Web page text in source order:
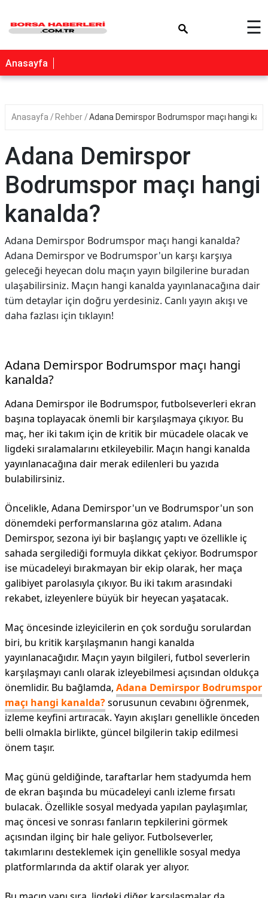
☰
Anasayfa
Anasayfa Rehber Adana Demirspor Bodrumspor maçı hangi
Adana Demirspor
Bodrumspor maçı hangi
kanalda?
Adana Demirspor Bodrumspor maçı hangi kanalda?
Adana Demirspor ve Bodrumspor'un karşı karşıya
geleceği heyecan dolu maçın yayın bilgilerine buradan
ulaşabilirsiniz. Maçın hangi kanalda yayınlanacağına dair
tüm detaylar için doğru yerdesiniz. Canlı yayın akışı ve
daha fazlası için tıklayın!
Adana Demirspor Bodrumspor maçı hangi
kanalda?
Adana Demirspor ile Bodrumspor, futbolseverleri ekran
başına toplayacak önemli bir karşılaşmaya çıkıyor. Bu
maç, her iki takım için de kritik bir mücadele olacak ve
ligdeki sıralamalarını etkileyebilir. Maçın hangi kanalda
yayınlanacağına dair merak edilenleri bu yazıda
bulabilirsiniz.
Öncelikle, Adana Demirspor'un ve Bodrumspor'un son
dönemdeki performanslarına göz atalım. Adana
Demirspor, sezona iyi bir başlangıç yaptı ve özellikle iç
sahada sergilediği formuyla dikkat çekiyor. Bodrumspor
ise mücadeleyi bırakmayan bir ekip olarak, her maça
galibiyet parolasıyla çıkıyor. Bu iki takım arasındaki
rekabet, izleyenlere büyük bir heyecan yaşatacak.
Maç öncesinde izleyicilerin en çok sorduğu sorulardan
biri, bu kritik karşılaşmanın hangi kanalda
yayınlanacağıdır. Maçın yayın bilgileri, futbol severlerin
karşılaşmayı canlı olarak izleyebilmesi açısından oldukça
önemlidir. Bu bağlamda, Adana Demirspor Bodrumspor
maçı hangi kanalda?sorusunun cevabını öğrenmek,
izleme keyfini artıracak. Yayın akışları genellikle önceden
belli olmakla birlikte, güncel bilgilerin takip edilmesi
önem taşır.
Maç günü geldiğinde, taraftarlar hem stadyumda hem
de ekran başında bu mücadeleyi canlı izleme fırsatı
bulacak. Özellikle sosyal medyada yapılan paylaşımlar,
maç öncesi ve sonrası fanların tepkilerini görmek
açısından ilginç bir hale geliyor. Futbolseverler,
takımlarını desteklemek için genellikle sosyal medya
platformlarında da aktif olarak yer alıyor.